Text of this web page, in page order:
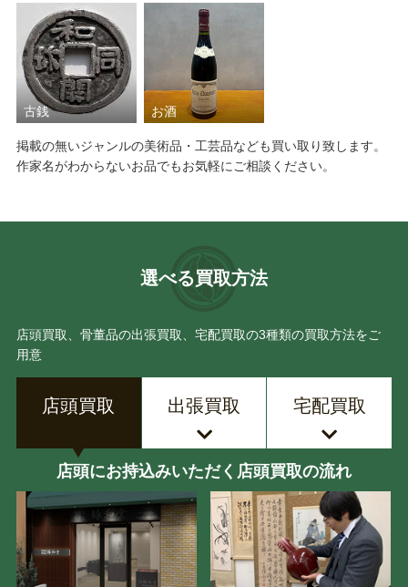
古銭 お酒
掲載の無いジャンルの美術品・工芸品なども買い取り致します。
作家名がわからないお品でもお気軽にご相談ください。
選べる買取方法
店頭買取、骨董品の出張買取、宅配買取の3種類の買取方法をご
用意
店頭買取 出張買取 宅配買取
店頭にお持込みいただく店頭買取の流れ